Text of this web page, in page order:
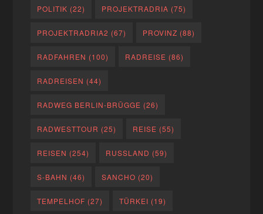
POLITIK (22) PROJEKTRADRIA (75)
PROJEKTRADRIA2 (67) PROVINZ (88)
RADFAHREN (100) RADREISE (86)
RADREISEN (44)
RADWEG BERLIN-BRÜGGE (26)
RADWESTTOUR (25) REISE (55)
REISEN (254) RUSSLAND (59)
S-BAHN (46) SANCHO (20)
TEMPELHOF (27) TÜRKEI (19)